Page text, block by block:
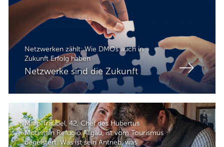
Netzwerken zählt: Wie DMOs auch in
Zukunft Erfolg haben
Netzwerke sind die Zukunft
Marc Traubel, 42, Chef des Hubertus
Mountain Refugio Allgäu, ist vom Tourismus
begeistert. Was ist sein Antrieb, was